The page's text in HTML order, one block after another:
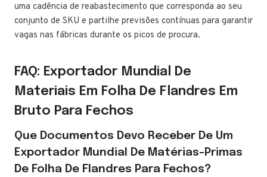
uma cadência de reabastecimento que corresponda ao seu
conjunto de SKU e partilhe previsões contínuas para garantir
vagas nas fábricas durante os picos de procura.
FAQ: Exportador Mundial De
Materiais Em Folha De Flandres Em
Bruto Para Fechos
Que Documentos Devo Receber De Um
Exportador Mundial De Matérias-Primas
De Folha De Flandres Para Fechos?